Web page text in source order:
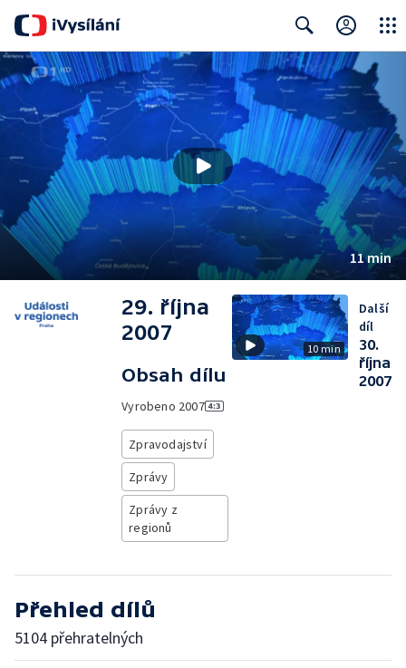
Search Close
11 min
29. října
2007
Obsah dílu
Vyrobeno 2007
Zpravodajství
Zprávy
Zprávy z
regionů
10 min
Další
díl
30.
října
2007
Přehled dílů
5104 přehratelných